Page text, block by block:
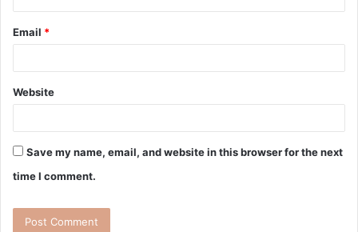
Email *
Website
Save my name, email, and website in this browser for the next
time I comment.